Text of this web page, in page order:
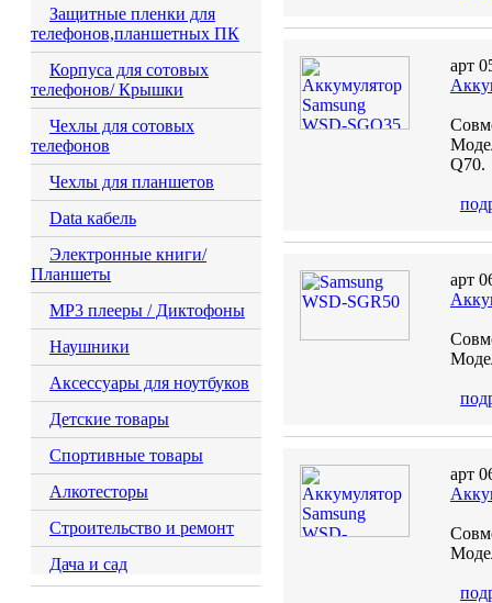
Защитные пленки для
телефонов,планшетных ПК
Корпуса для сотовых
телефонов/ Крышки
Чехлы для сотовых
телефонов
Чехлы для планшетов
Data кабель
Электронные книги/
Планшеты
MP3 плееры / Диктофоны
Наушники
Аксессуары для ноутбуков
Детские товары
Спортивные товары
Алкотесторы
Строительство и ремонт
Дача и сад
арт
Q70.
арт
арт